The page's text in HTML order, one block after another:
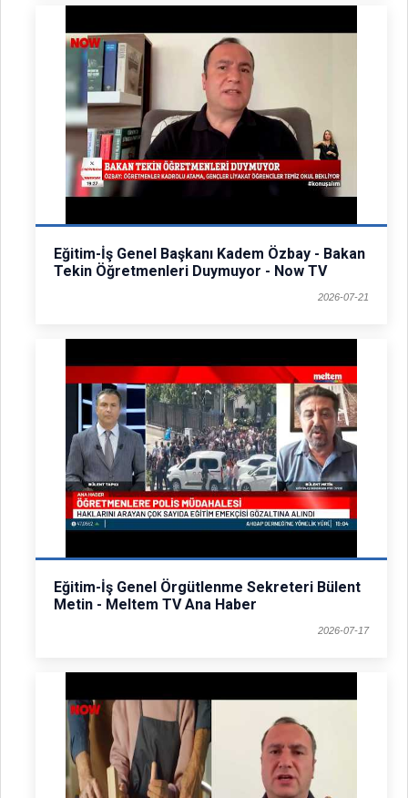
Eğitim-İş Genel Başkanı Kadem Özbay - Bakan
Tekin Öğretmenleri Duymuyor - Now TV
2026-07-21
Eğitim-İş Genel Örgütlenme Sekreteri Bülent
Metin - Meltem TV Ana Haber
2026-07-17